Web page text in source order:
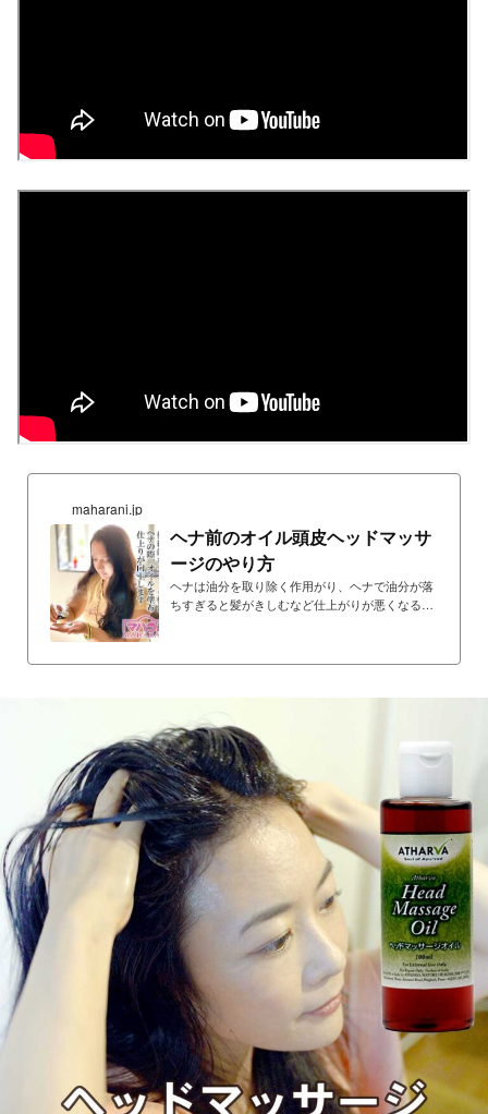
maharani.jp
ヘナ前のオイル頭皮ヘッドマッサ
ージのやり方
ヘナは油分を取り除く作用がり、ヘナで油分が落
ちすぎると髪がきしむなど仕上がりが悪くなるた
向上するだけでなく頭皮ケアにもなり、さまざま